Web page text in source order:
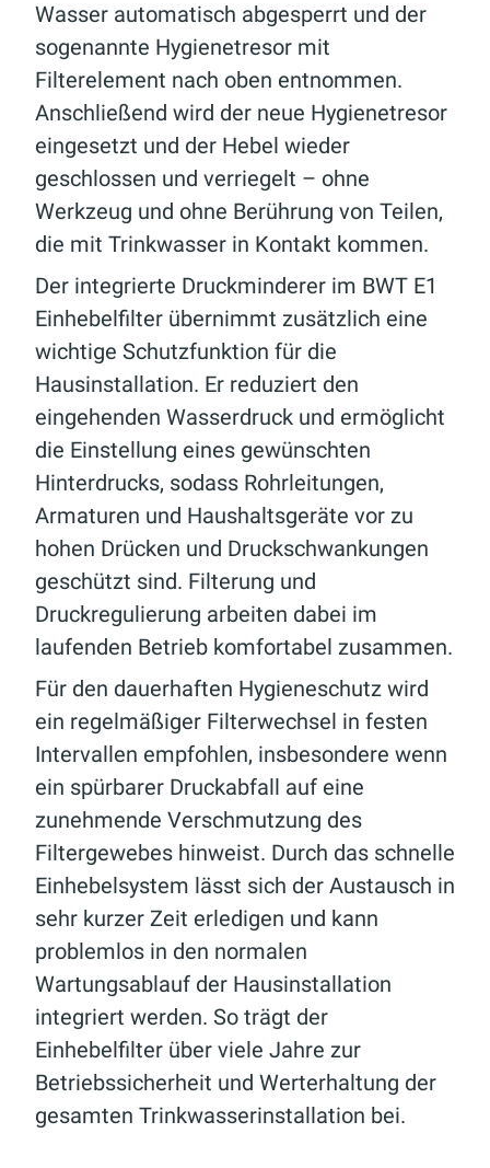
Wasser automatisch abgesperrt und der
sogenannte Hygienetresor mit
Filterelement nach oben entnommen.
Anschließend wird der neue Hygienetresor
eingesetzt und der Hebel wieder
geschlossen und verriegelt – ohne
Werkzeug und ohne Berührung von Teilen,
die mit Trinkwasser in Kontakt kommen.
Der integrierte Druckminderer im BWT E1
Einhebelfilter übernimmt zusätzlich eine
wichtige Schutzfunktion für die
Hausinstallation. Er reduziert den
eingehenden Wasserdruck und ermöglicht
die Einstellung eines gewünschten
Hinterdrucks, sodass Rohrleitungen,
Armaturen und Haushaltsgeräte vor zu
hohen Drücken und Druckschwankungen
geschützt sind. Filterung und
Druckregulierung arbeiten dabei im
laufenden Betrieb komfortabel zusammen.
Für den dauerhaften Hygieneschutz wird
ein regelmäßiger Filterwechsel in festen
Intervallen empfohlen, insbesondere wenn
ein spürbarer Druckabfall auf eine
zunehmende Verschmutzung des
Filtergewebes hinweist. Durch das schnelle
Einhebelsystem lässt sich der Austausch in
sehr kurzer Zeit erledigen und kann
problemlos in den normalen
Wartungsablauf der Hausinstallation
integriert werden. So trägt der
Einhebelfilter über viele Jahre zur
Betriebssicherheit und Werterhaltung der
gesamten Trinkwasserinstallation bei.